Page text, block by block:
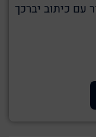
עם כיתוב יברכך